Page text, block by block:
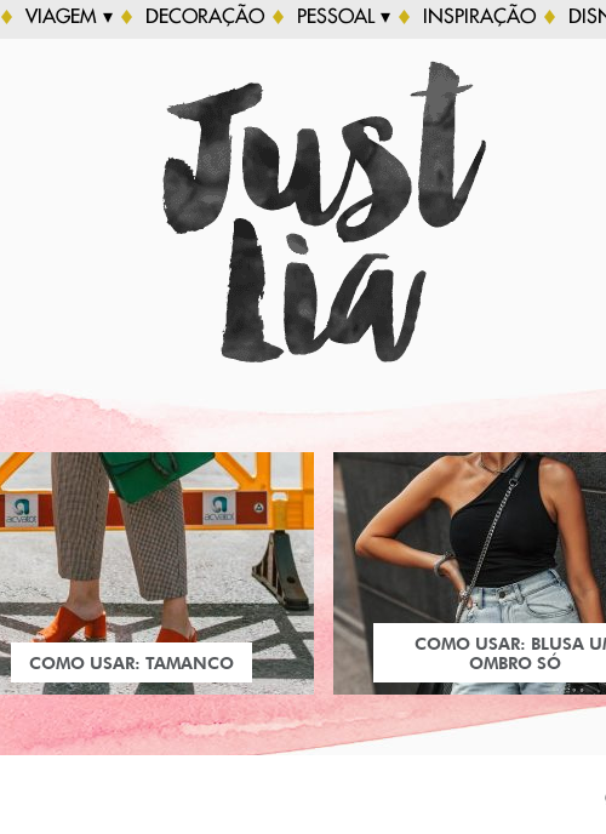
VIAGEM ▾ DECORAÇÃO PESSOAL ▾ INSPIRAÇÃO
COMO USAR: TAMANCO
COMO USAR: BLUSA
OMBRO SÓ